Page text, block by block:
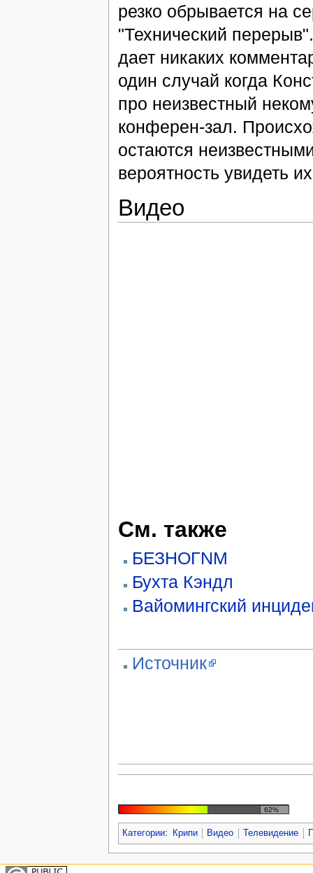
резко обрывается на
"Технический
дает никаких
один случай когда
про неизвестный
конферен-зал.
остаются
вероятность увидеть
Видео
См. также
БЕЗНОГNМ
Бухта Кэндл
Вайомингский
Источник
62%
Категории: Крипи Видео Телевидение